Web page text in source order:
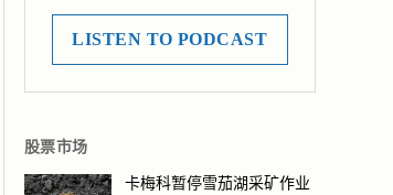
LISTEN TO PODCAST
股票市场
卡梅科暂停雪茄湖采矿作业